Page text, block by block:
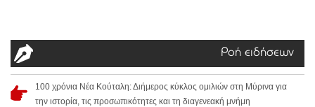
Ροή ειδήσεων
100 χρόνια Νέα Κούταλη: Διήμερος κύκλος ομιλιών στη Μύρινα για
την ιστορία, τις προσωπικότητες και τη διαγενεακή μνήμη